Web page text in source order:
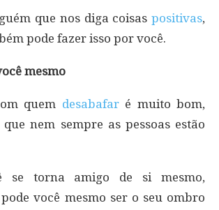
que nos diga coisas positivas,
pode fazer isso por você.
mesmo
quem desabafaré muito bom,
nem sempre as pessoas estão
se torna amigo de si mesmo,
você mesmo ser o seu ombro